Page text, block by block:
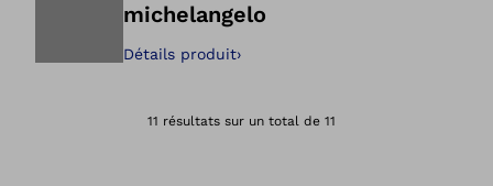
michelangelo
Détails produit›
11 résultats sur un total de 11